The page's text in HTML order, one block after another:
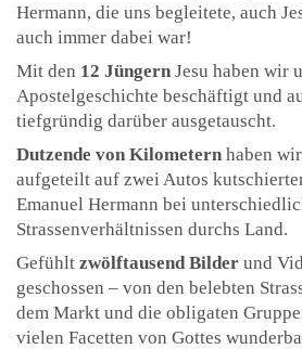
Hermann, die uns begleitete, auch
auch immer dabei war!
Mit den 12 Jüngern Jesu haben wir
Apostelgeschichte beschäftigt und
tiefgründig darüber ausgetauscht.
Dutzende von Kilometern haben
aufgeteilt auf zwei Autos
Emanuel Hermann bei
Strassenverhältnissen durchs Land.
Gefühlt zwölftausend Bilder und
geschossen – von den belebten
dem Markt und die obligaten
vielen Facetten von Gottes